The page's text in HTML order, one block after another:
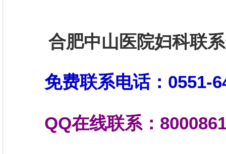
合肥中山医院妇科联
免费联系电话：0551-
QQ在线联系：